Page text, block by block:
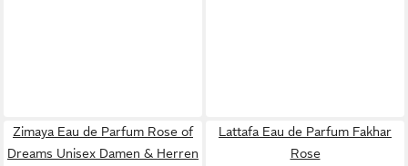
Zimaya Eau de Parfum Rose of
Dreams Unisex Damen & Herren
Lattafa Eau de Parfum Fakhar
Rose